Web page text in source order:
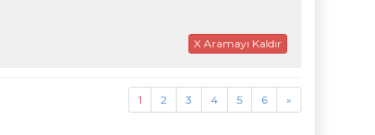
X Aramayı Kaldır
1 2 3 4 5 6 »